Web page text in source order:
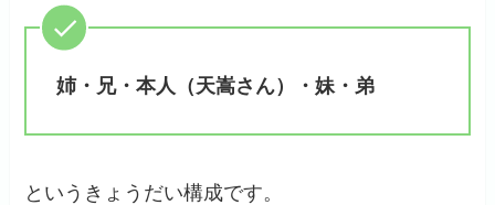
姉・兄・本人（天嵩さん）・妹・弟
というきょうだい構成です。